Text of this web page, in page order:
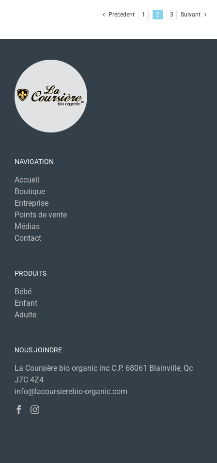
Précédent 1 2 3 Suivant
NAVIGATION
Accueil
Boutique
Entreprise
Points de vente
Médias
Contact
PRODUITS
Bébé
Enfant
Adulte
NOUS JOINDRE
La Coursière bio organic inc C.P. 68061 Blainville, Qc
J7C 4Z4
info@lacoursierebio-organic.com